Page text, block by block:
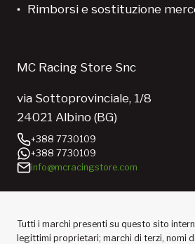
Rimborsi e sostituzione
MC Racing Store Snc
via Sottoprovinciale, 1/8
24021 Albino (BG)
+388 7730109
+388 7730109
info@mcracingstore.com
Tutti i marchi presenti su questo sito
legittimi proprietari; marchi di terzi, nomi